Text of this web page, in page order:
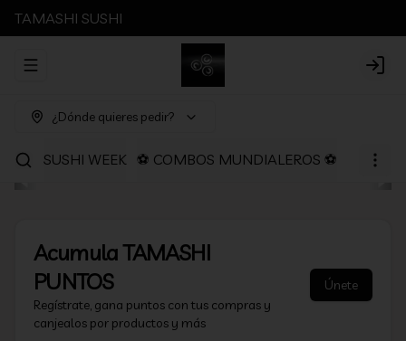
TAMASHI SUSHI
Abrir menu de navegación Login
¿Dónde quieres pedir?
SUSHI WEEK ⚽ COMBOS MUNDIALEROS ⚽
AcumulaTAMASHI
PUNTOS
Regístrate, gana puntos con tus compras y
canjealos por productos y más
Únete